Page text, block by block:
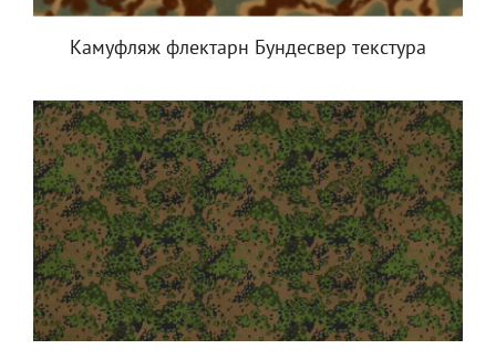
Камуфляж флектарн Бундесвер текстура